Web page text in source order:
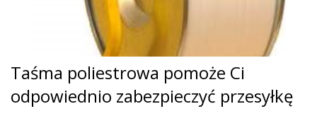
Taśma poliestrowa pomoże Ci
odpowiednio zabezpieczyć przesyłkę